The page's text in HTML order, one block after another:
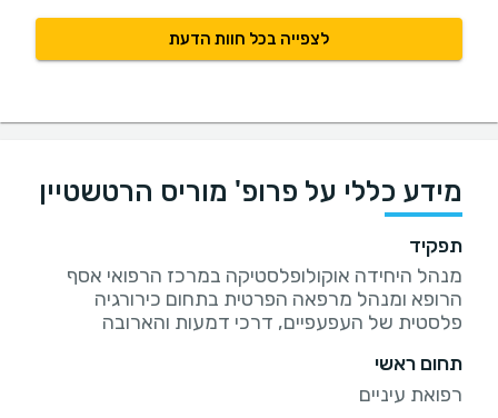
לצפייה בכל חוות הדעת
מידע כללי על פרופ' מוריס הרטשטיין
תפקיד
מנהל היחידה אוקולופלסטיקה במרכז הרפואי אסף
הרופא ומנהל מרפאה הפרטית בתחום כירורגיה
פלסטית של העפעפיים, דרכי דמעות והארובה
תחום ראשי
רפואת עיניים